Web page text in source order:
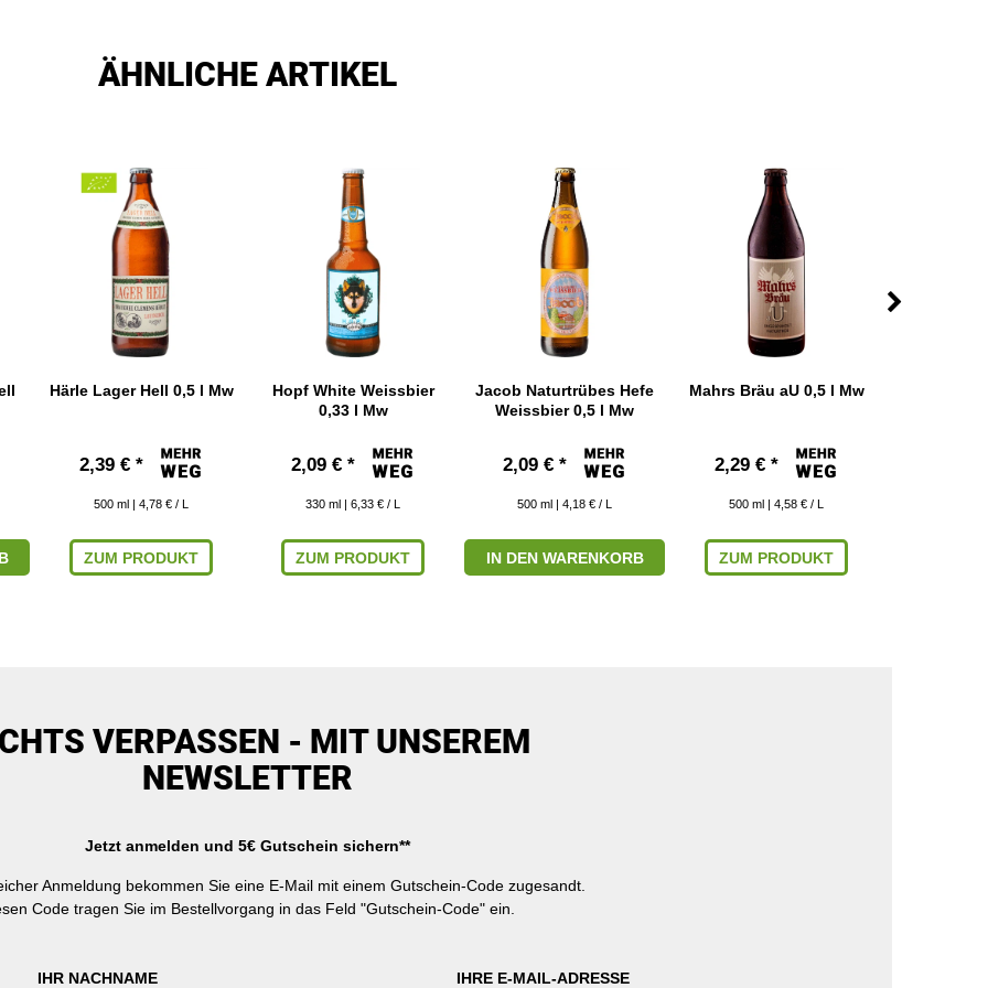
ÄHNLICHE ARTIKEL
Härle Lager Hell 0,5 l Mw
2,39 € *
500 ml | 4,78 € / L
ZUM PRODUKT
Hopf White Weissbier
0,33 l Mw
2,09 € *
330 ml | 6,33 € / L
ZUM PRODUKT
Jacob Naturtrübes Hefe
Weissbier 0,5 l Mw
2,09 € *
500 ml | 4,18 € / L
IN DEN WARENKORB
Mahrs Bräu aU 0,5 l Mw
2,29 € *
500 ml | 4,58 € / L
ZUM PRODUKT
VERPASSEN - MIT UNSEREM
NEWSLETTER
Jetzt anmelden und 5€ Gutschein sichern**
Anmeldung bekommen Sie eine E-Mail mit einem Gutschein-Code zugesandt.
Code tragen Sie im Bestellvorgang in das Feld "Gutschein-Code" ein.
IHR NACHNAME IHRE E-MAIL-ADRESSE